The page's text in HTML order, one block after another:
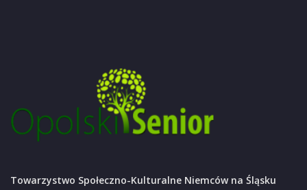
Towarzystwo Społeczno-Kulturalne Niemców na Śląsku